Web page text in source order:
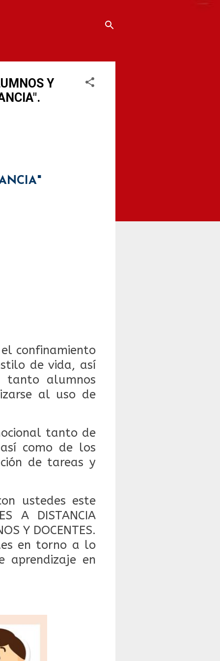
Y
confinamiento
de vida, así
tanto alumnos
al uso de
tanto de
como de los
de tareas y
ustedes este
A DISTANCIA
Y DOCENTES.
en torno a lo
aprendizaje en